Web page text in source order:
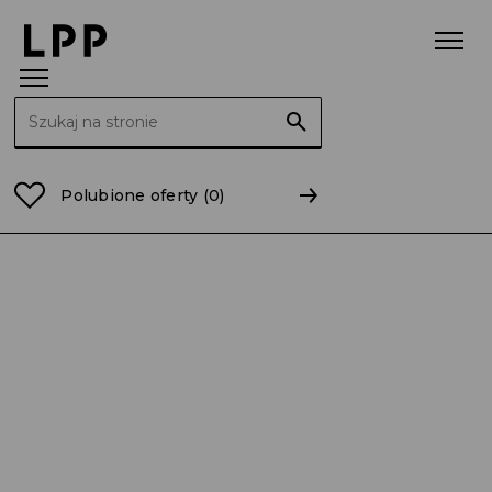
Polubione oferty (0)
Strona główna wielkopolskie